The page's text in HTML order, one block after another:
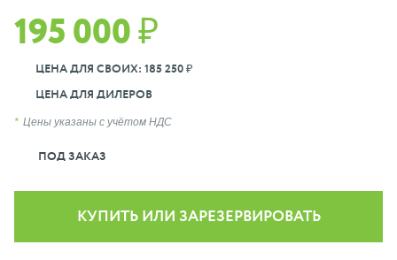
195 000 ₽
ЦЕНА ДЛЯ СВОИХ: 185 250 ₽
ЦЕНА ДЛЯ ДИЛЕРОВ
Цены указаны с учётом НДС
ПОД ЗАКАЗ
КУПИТЬ ИЛИ ЗАРЕЗЕРВИРОВАТЬ